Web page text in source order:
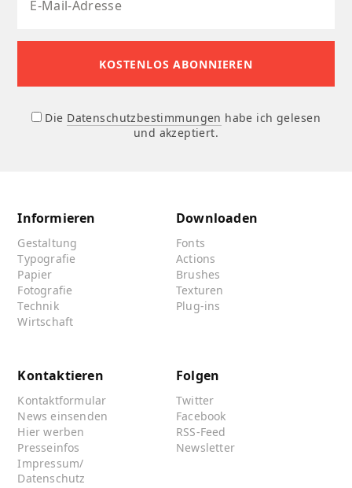
Die Datenschutzbestimmungen habe ich gelesen
und akzeptiert.
Informieren
Gestaltung
Typografie
Papier
Fotografie
Technik
Wirtschaft
Downloaden
Fonts
Actions
Brushes
Texturen
Plug-ins
Kontaktieren
Kontaktformular
News einsenden
Hier werben
Presseinfos
Impressum/
Datenschutz
Folgen
Twitter
Facebook
RSS-Feed
Newsletter